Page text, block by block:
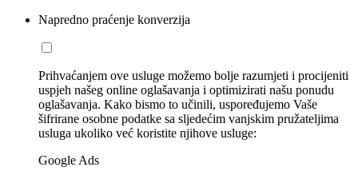
Napredno praćenje konverzija
Prihvaćanjem ove usluge možemo bolje razumjeti i procijeniti
uspjeh našeg online oglašavanja i optimizirati našu ponudu
oglašavanja. Kako bismo to učinili, uspoređujemo Vaše
šifrirane osobne podatke sa sljedećim vanjskim pružateljima
usluga ukoliko već koristite njihove usluge:
Google Ads